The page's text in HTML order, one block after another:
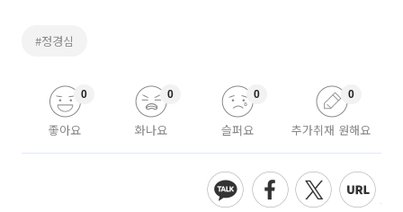
#정경심
좋아요
0
화나요
0
슬퍼요
0
추가취재 원해요
0